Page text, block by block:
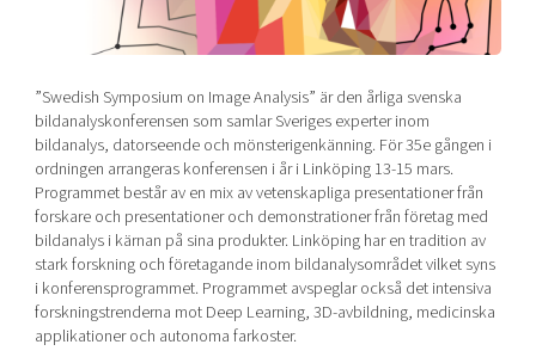
Shaping cities and regions
Bright East
East Sweden Tech Women
Reversed mentorship
Current offers and activities
Upscaling
Talent & skills
Startup & industry collaboration
Offers to boost your business
Funding opportunities
Our community of companies
Projects
Publications
Project toolbox
Our clusters
Reach out to us
Today's lunch in Mjärdevi
”Swedish Symposium on Image Analysis” är den årliga svenska
bildanalyskonferensen som samlar Sveriges experter inom
bildanalys, datorseende och mönsterigenkänning. För 35e gången i
ordningen arrangeras konferensen i år i Linköping 13-15 mars.
Programmet består av en mix av vetenskapliga presentationer från
forskare och presentationer och demonstrationer från företag med
bildanalys i kärnan på sina produkter. Linköping har en tradition av
stark forskning och företagande inom bildanalysområdet vilket syns
i konferensprogrammet. Programmet avspeglar också det intensiva
forskningstrenderna mot Deep Learning, 3D-avbildning, medicinska
applikationer och autonoma farkoster.